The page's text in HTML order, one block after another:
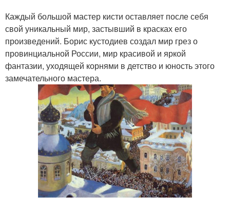
Каждый большой мастер кисти оставляет после себя
свой уникальный мир, застывший в красках его
произведений. Борис кустодиев создал мир грез о
провинциальной России, мир красивой и яркой
фантазии, уходящей корнями в детство и юность этого
замечательного мастера.